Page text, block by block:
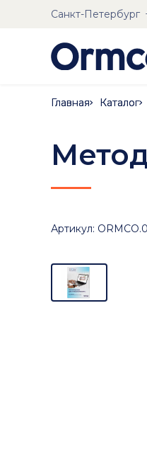
Санкт-Петербург
Главная
Главная Каталог
Каталог
Артикул: